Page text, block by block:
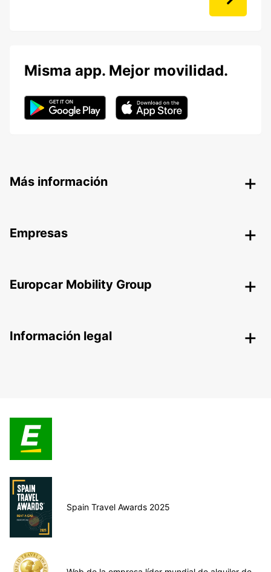
Misma app. Mejor movilidad.
Más información
Empresas
Europcar Mobility Group
Información legal
Spain Travel Awards 2025